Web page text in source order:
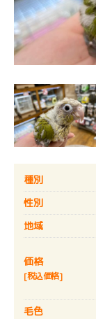
種別
性別
地域
価格
[税込価格]
毛色